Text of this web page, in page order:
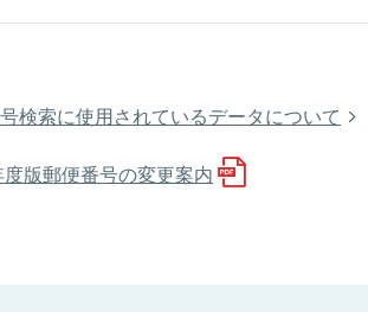
検索に使用されているデータについて
版郵便番号の変更案内